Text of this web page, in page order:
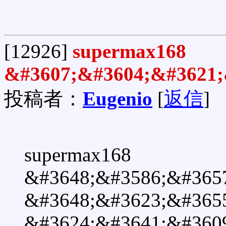
[12926] supermax168
投稿者： Eugenio [返信]
supermax168